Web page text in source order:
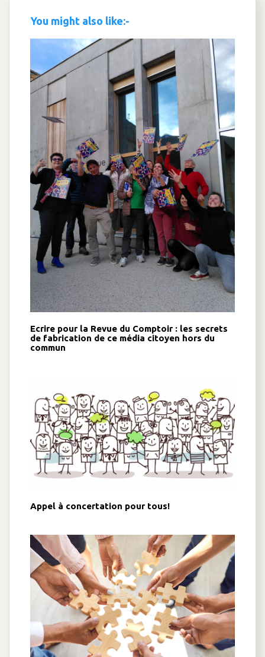
You might also like:-
Ecrire pour la Revue du Comptoir : les secrets
de fabrication de ce média citoyen hors du
commun
Appel à concertation pour tous!